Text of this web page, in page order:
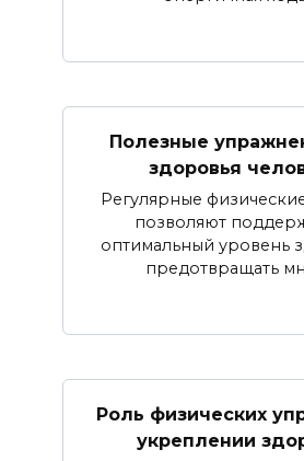
Полезные
здоровья
Регулярные
позволяют
оптимальный уровень
предотвращать
Роль физических
укреплении